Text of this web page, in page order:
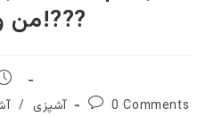
من واقعاً مریض شدم!???
آشپزی /
Post0 Comments